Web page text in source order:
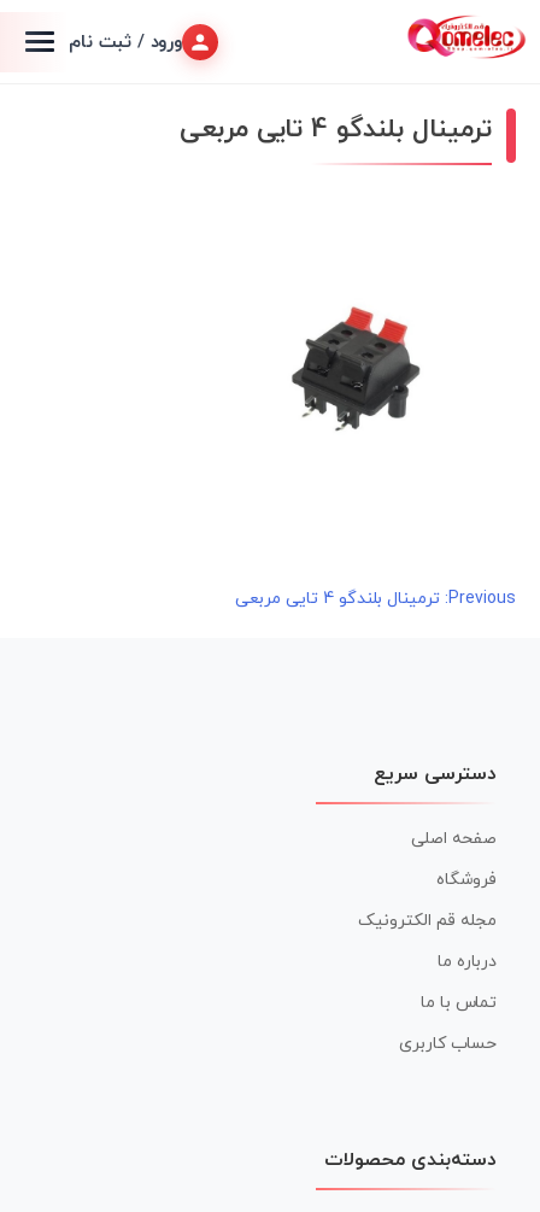
ورود / ثبت نام
ترمینال بلندگو 4 تایی مربعی
راهبری
Previous: ترمینال بلندگو 4 تایی مربعی
دسترسی سریع
صفحه اصلی
فروشگاه
مجله قم الکترونیک
درباره ما
تماس با ما
حساب کاربری
دسته‌بندی محصولات